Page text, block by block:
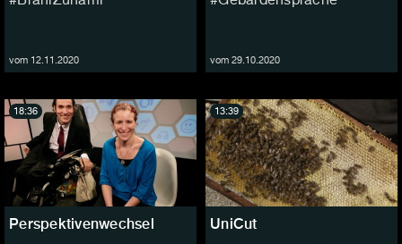
vom 12.11.2020 vom 29.10.2020
Perspektivenwechsel
18:36
UniCut
13:39